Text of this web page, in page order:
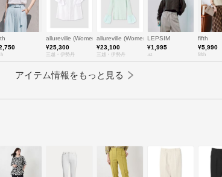
allureville (Women)/アルアバイル
¥25,300
三越・伊勢丹
allureville (Women)/アルアバイル
¥23,100
三越・伊勢丹
LEPSIM
¥1,995
.st
fifth
¥5,990
fifth
アイテム情報をもっと見る